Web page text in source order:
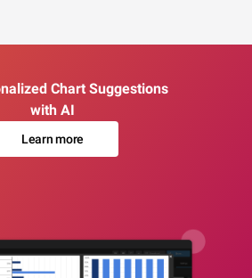
Chart Suggestions
with AI
Learn more